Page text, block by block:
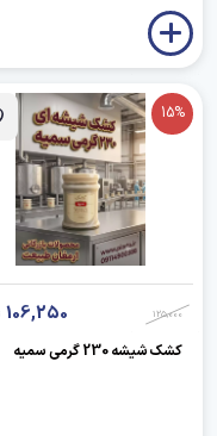
15%
125,000
106,250
کشک شیشه 230 گرمی سمیه